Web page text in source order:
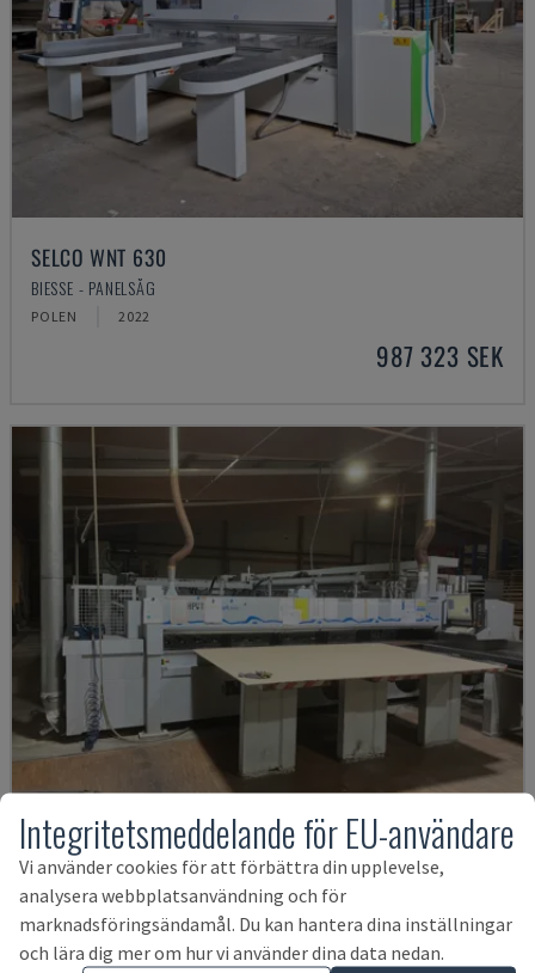
SELCO WNT 630
BIESSE - PANELSÅG
POLEN 2022
987 323 SEK
HPV11
HOLZMA - PANELSÅG
TYSKLAND 1999
186 494 SEK
Integritetsmeddelande för EU-användare
Vi använder cookies för att förbättra din upplevelse,
analysera webbplatsanvändning och för
marknadsföringsändamål. Du kan hantera dina inställningar
och lära dig mer om hur vi använder dina data nedan.